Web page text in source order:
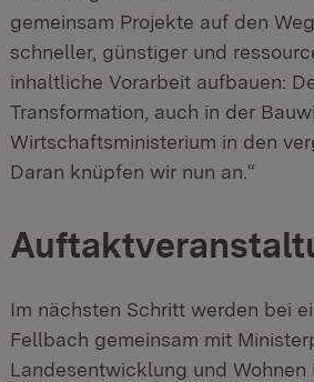
gemeinsam Projekte auf den
schneller, günstiger und
inhaltliche Vorarbeit aufbauen:
Transformation, auch in der
Wirtschaftsministerium in den
Daran knüpfen wir nun an.“
Im nächsten Schritt werden bei
Fellbach gemeinsam mit
Landesentwicklung und